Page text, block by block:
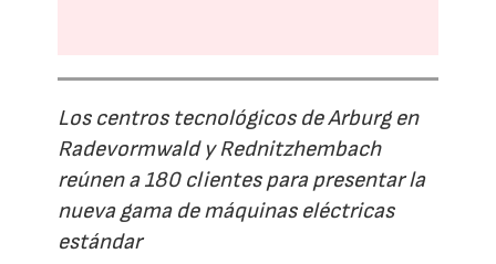
Los centros tecnológicos de Arburg en
Radevormwald y Rednitzhembach
reúnen a 180 clientes para presentar la
nueva gama de máquinas eléctricas
estándar